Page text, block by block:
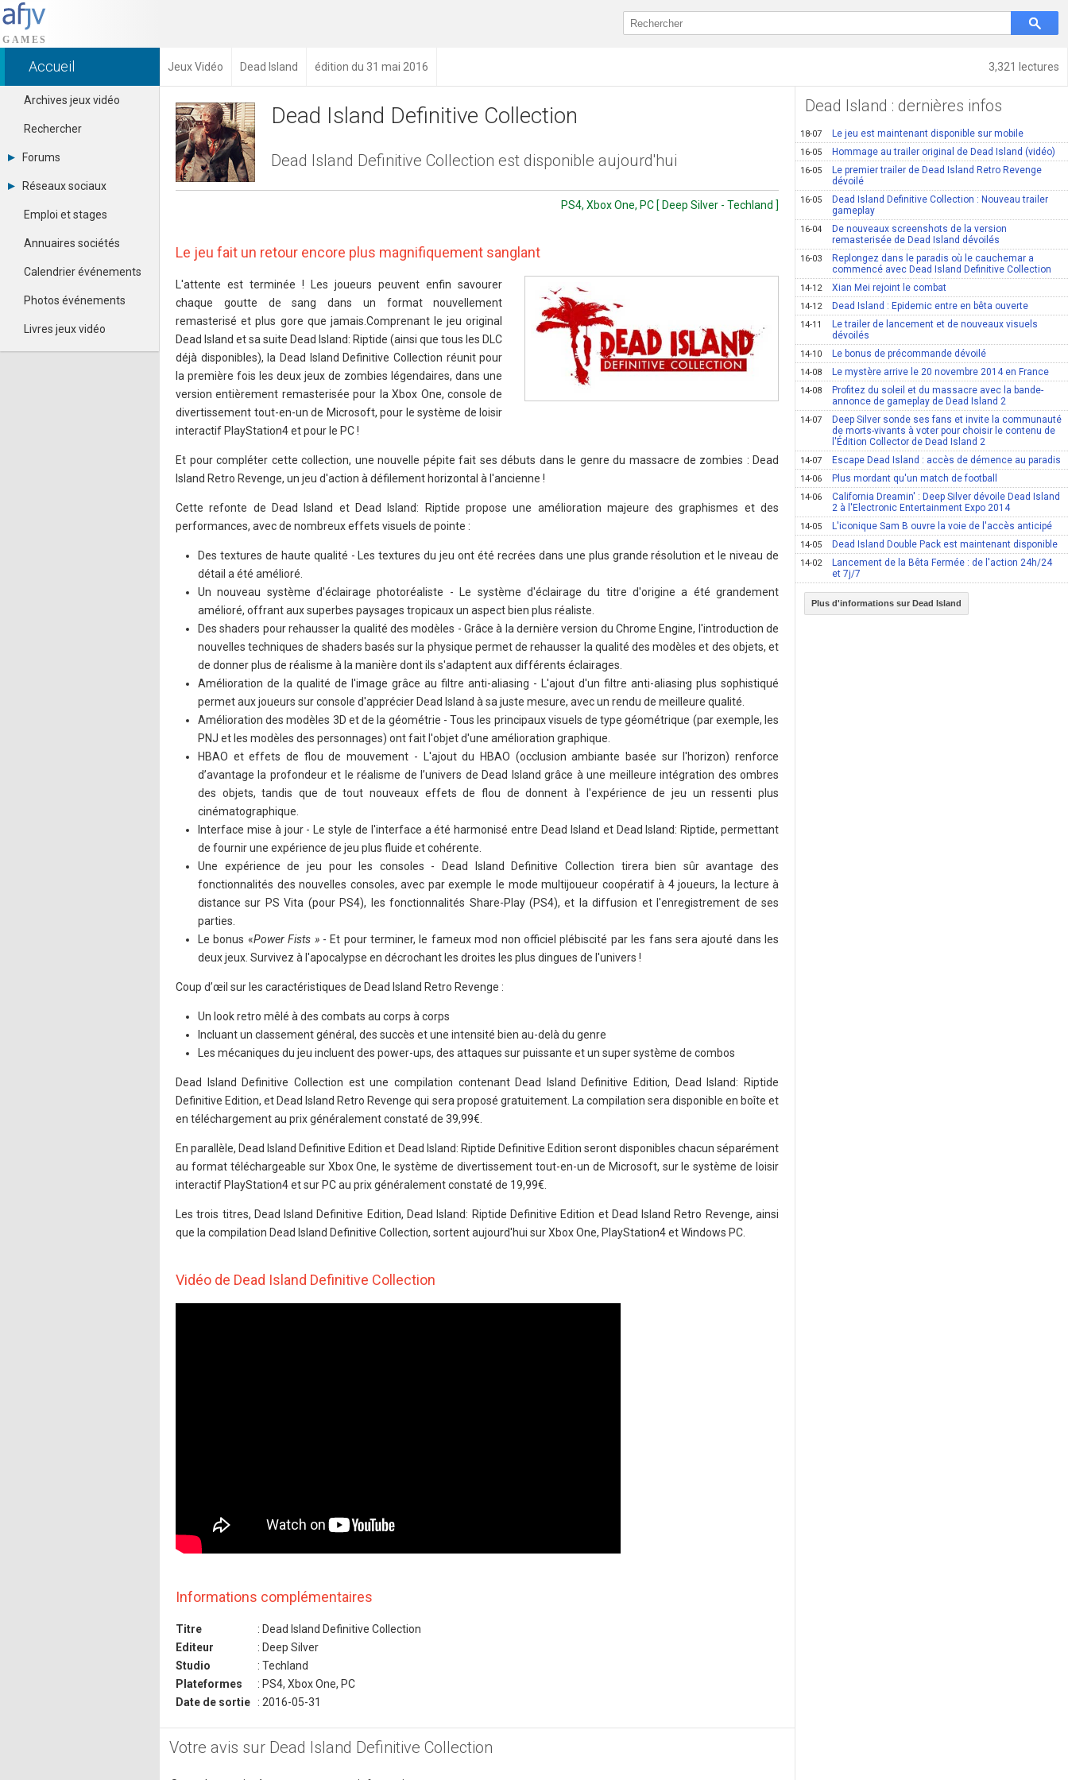
3,321 lectures
Accueil Jeux Vidéo Dead Island édition du 31 mai 2016
Archives jeux vidéo
Rechercher
Forums
Tous les forums
Se connecter
Contacter un modérateur
Réseaux sociaux
Dailymotion
Facebook
Google+
Pinterest
Youtube
Emploi et stages
Annuaires sociétés
Calendrier événements
Photos événements
Livres jeux vidéo
Dead Island Definitive Collection
Dead Island Definitive Collection est disponible aujourd'hui
PS4, Xbox One, PC [ Deep Silver - Techland ]
Le jeu fait un retour encore plus magnifiquement sanglant
L'attente est terminée ! Les joueurs peuvent enfin savourer
chaque goutte de sang dans un format nouvellement
remasterisé et plus gore que jamais.Comprenant le jeu original
Dead Island et sa suite Dead Island: Riptide (ainsi que tous les DLC
déjà disponibles), la Dead Island Definitive Collection réunit pour
la première fois les deux jeux de zombies légendaires, dans une
version entièrement remasterisée pour la Xbox One, console de
divertissement tout-en-un de Microsoft, pour le système de loisir
interactif PlayStation4 et pour le PC !
Et pour compléter cette collection, une nouvelle pépite fait ses débuts dans le genre du massacre de zombies : Dead
Island Retro Revenge, un jeu d'action à défilement horizontal à l'ancienne !
Cette refonte de Dead Island et Dead Island: Riptide propose une amélioration majeure des graphismes et des
performances, avec de nombreux effets visuels de pointe :
Des textures de haute qualité - Les textures du jeu ont été recrées dans une plus grande résolution et le niveau de
détail a été amélioré.
Un nouveau système d'éclairage photoréaliste - Le système d'éclairage du titre d'origine a été grandement
amélioré, offrant aux superbes paysages tropicaux un aspect bien plus réaliste.
Des shaders pour rehausser la qualité des modèles - Grâce à la dernière version du Chrome Engine, l'introduction de
nouvelles techniques de shaders basés sur la physique permet de rehausser la qualité des modèles et des objets, et
de donner plus de réalisme à la manière dont ils s'adaptent aux différents éclairages.
Amélioration de la qualité de l'image grâce au filtre anti-aliasing - L'ajout d'un filtre anti-aliasing plus sophistiqué
permet aux joueurs sur console d'apprécier Dead Island à sa juste mesure, avec un rendu de meilleure qualité.
Amélioration des modèles 3D et de la géométrie - Tous les principaux visuels de type géométrique (par exemple, les
PNJ et les modèles des personnages) ont fait l'objet d'une amélioration graphique.
HBAO et effets de flou de mouvement - L'ajout du HBAO (occlusion ambiante basée sur l'horizon) renforce
d’avantage la profondeur et le réalisme de l’univers de Dead Island grâce à une meilleure intégration des ombres
des objets, tandis que de tout nouveaux effets de flou de donnent à l'expérience de jeu un ressenti plus
cinématographique.
Interface mise à jour - Le style de l'interface a été harmonisé entre Dead Island et Dead Island: Riptide, permettant
de fournir une expérience de jeu plus fluide et cohérente.
Une expérience de jeu pour les consoles - Dead Island Definitive Collection tirera bien sûr avantage des
fonctionnalités des nouvelles consoles, avec par exemple le mode multijoueur coopératif à 4 joueurs, la lecture à
distance sur PS Vita (pour PS4), les fonctionnalités Share-Play (PS4), et la diffusion et l'enregistrement de ses
parties.
Le bonus «Power Fists »- Et pour terminer, le fameux mod non officiel plébiscité par les fans sera ajouté dans les
deux jeux. Survivez à l'apocalypse en décrochant les droites les plus dingues de l'univers !
Coup d’œil sur les caractéristiques de Dead Island Retro Revenge :
Un look retro mêlé à des combats au corps à corps
Incluant un classement général, des succès et une intensité bien au-delà du genre
Les mécaniques du jeu incluent des power-ups, des attaques sur puissante et un super système de combos
Dead Island Definitive Collection est une compilation contenant Dead Island Definitive Edition, Dead Island: Riptide
Definitive Edition, et Dead Island Retro Revenge qui sera proposé gratuitement. La compilation sera disponible en boîte et
en téléchargement au prix généralement constaté de 39,99€.
En parallèle, Dead Island Definitive Edition et Dead Island: Riptide Definitive Edition seront disponibles chacun séparément
au format téléchargeable sur Xbox One, le système de divertissement tout-en-un de Microsoft, sur le système de loisir
interactif PlayStation4 et sur PC au prix généralement constaté de 19,99€.
Les trois titres, Dead Island Definitive Edition, Dead Island: Riptide Definitive Edition et Dead Island Retro Revenge, ainsi
que la compilation Dead Island Definitive Collection, sortent aujourd'hui sur Xbox One, PlayStation4 et Windows PC.
Vidéo de Dead Island Definitive Collection
Informations complémentaires
Titre
: Dead Island Definitive Collection
Editeur
: Deep Silver
Studio
: Techland
Plateformes
: PS4, Xbox One, PC
Date de sortie
: 2016-05-31
Votre avis sur Dead Island Definitive Collection
Dead Island : dernières infos
18-07 Le jeu est maintenant disponible sur mobile
16-05 Hommage au trailer original de Dead Island (vidéo)
16-05
Le premier trailer de Dead Island Retro Revenge
dévoilé
16-05
Dead Island Definitive Collection : Nouveau trailer
gameplay
16-04
De nouveaux screenshots de la version
remasterisée de Dead Island dévoilés
16-03
Replongez dans le paradis où le cauchemar a
commencé avec Dead Island Definitive Collection
14-12 Xian Mei rejoint le combat
14-12 Dead Island : Epidemic entre en bêta ouverte
14-11
Le trailer de lancement et de nouveaux visuels
dévoilés
14-10 Le bonus de précommande dévoilé
14-08 Le mystère arrive le 20 novembre 2014 en France
14-08
Profitez du soleil et du massacre avec la bande-
annonce de gameplay de Dead Island 2
14-07
Deep Silver sonde ses fans et invite la communauté
de morts-vivants à voter pour choisir le contenu de
l'Édition Collector de Dead Island 2
14-07 Escape Dead Island : accès de démence au paradis
14-06 Plus mordant qu'un match de football
14-06
California Dreamin' : Deep Silver dévoile Dead Island
2 à l'Electronic Entertainment Expo 2014
14-05 L'iconique Sam B ouvre la voie de l'accès anticipé
14-05 Dead Island Double Pack est maintenant disponible
14-02
Lancement de la Bêta Fermée : de l'action 24h/24
et 7j/7
Plus d'informations sur Dead Island